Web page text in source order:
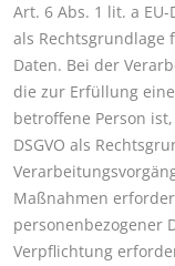
Art. 6 Abs. 1 lit. a
als Rechtsgrundlage
Daten. Bei der
die zur Erfüllung
betroffene Person
DSGVO als
Maßnahmen
personenbezogener
Verpflichtung